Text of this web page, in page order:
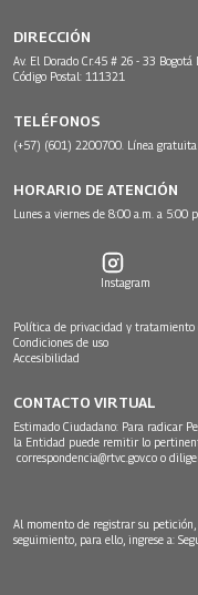
DIRECCIÓN
Av. El Dorado Cr.45 # 26 - 33 Bogotá
Código Postal: 111321
TELÉFONOS
(+57) (601) 2200700. Línea
HORARIO DE ATENCIÓN
Lunes a viernes de 8:00 a.m. a 5:00
Instagram
Política de privacidad y tratamiento
Condiciones de uso
Accesibilidad
CONTACTO VIRTUAL
Estimado Ciudadano: Para radicar
la Entidad puede remitir lo
correspondencia@rtvc.gov.co o
Al momento de registrar su
seguimiento, para ello, ingrese a: